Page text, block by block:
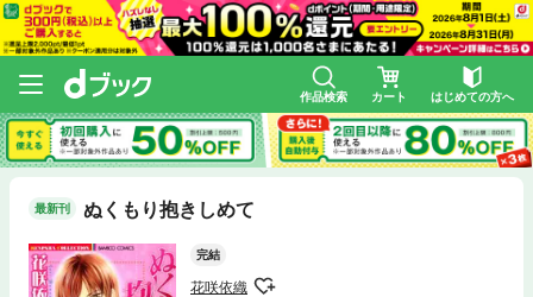
作品検索 カート はじめての方へ
最新刊 ぬくもり抱きしめて
完結
花咲依織